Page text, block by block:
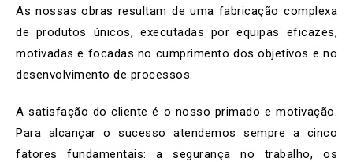
As nossas obras resultam de uma fabricação complexa
de produtos únicos, executadas por equipas eficazes,
motivadas e focadas no cumprimento dos objetivos e no
desenvolvimento de processos.
A satisfação do cliente é o nosso primado e motivação.
Para alcançar o sucesso atendemos sempre a cinco
fatores fundamentais: a segurança no trabalho, os